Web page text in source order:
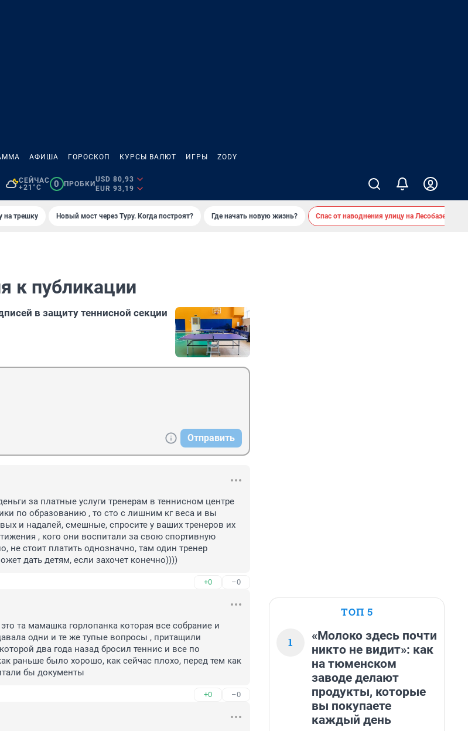
АФИША ГОРОСКОП КУРСЫ ВАЛЮТ ИГРЫ ZODY
СЕЙЧАС
+21°C
0 ПРОБКИ
USD 80,93
EUR 93,19
на трешку Новый мост через Туру. Когда построят? Где начать новую жизнь? Спас от наводнения улицу на Лесобазе
к публикации
в защиту теннисной секции
Отправить
за платные услуги тренерам в теннисном центре
по образованию , то сто с лишним кг веса и вы
и надалей, смешные, спросите у ваших тренеров их
, кого они воспитали за свою спортивную
не стоит платить однозначно, там один тренер
дать детям, если захочет конечно))))
+0 –0
та мамашка горлопанка которая все собрание и
одни и те же тупые вопросы , притащили
два года назад бросил теннис и все по
раньше было хорошо, как сейчас плохо, перед тем как
бы документы
+0 –0
ТОП 5
1
«Молоко здесь почти
никто не видит»: как
на тюменском
заводе делают
продукты, которые
вы покупаете
каждый день